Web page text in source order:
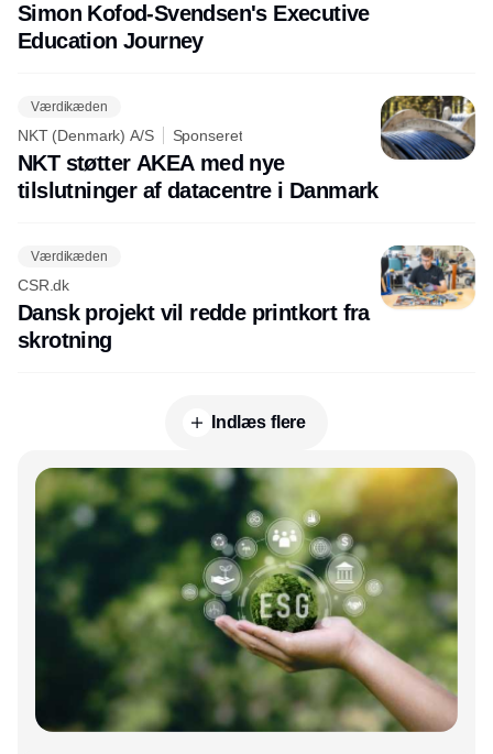
Simon Kofod-Svendsen's Executive
Education Journey
Værdikæden
NKT (Denmark) A/S Sponseret
NKT støtter AKEA med nye
tilslutninger af datacentre i Danmark
Værdikæden
CSR.dk
Dansk projekt vil redde printkort fra
skrotning
Indlæs flere
Annonce